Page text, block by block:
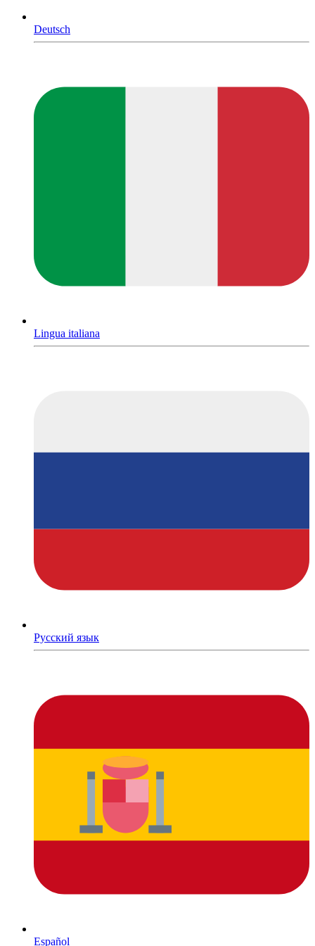
Deutsch
Lingua italiana
Русский язык
Español